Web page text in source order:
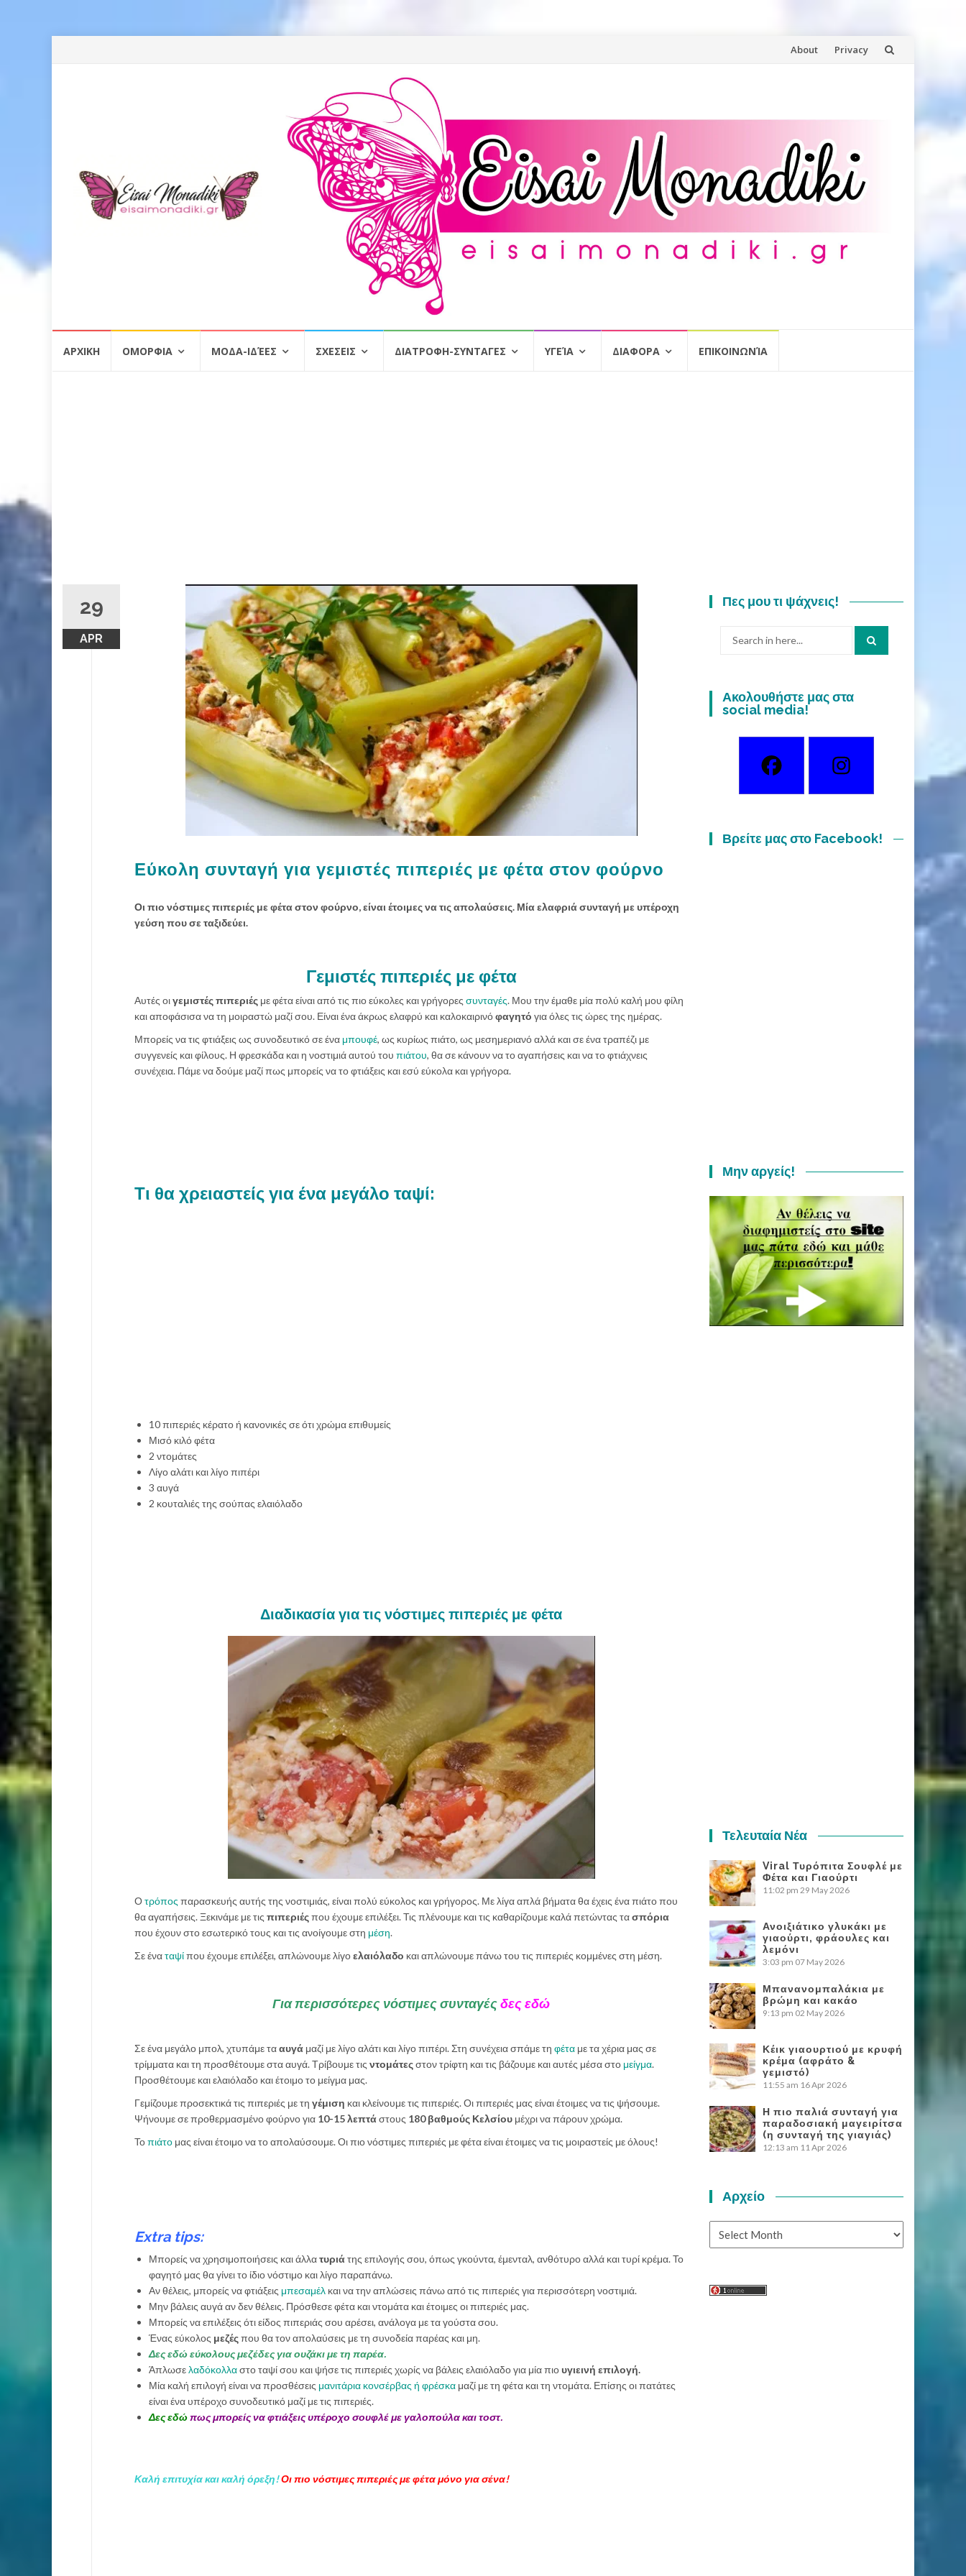
Skip
About Privacy
ΑΡΧΙΚΗ ΟΜΟΡΦΙΑ ΜΟΔΑ-ΙΔΈΕΣ ΣΧΕΣΕΙΣ ΔΙΑΤΡΟΦΗ-ΣΥΝΤΑΓΕΣ ΥΓΕΊΑ ΔΙΑΦΟΡΑ ΕΠΙΚΟΙΝΩΝΊΑ
29
APR
Εύκολη συνταγή για γεμιστές πιπεριές με φέτα στον φούρνο
Οι πιο νόστιμες πιπεριές με φέτα στον φούρνο, είναι έτοιμες να τις απολαύσεις. Μία ελαφριά συνταγή με υπέροχη
γεύση που σε ταξιδεύει.
Γεμιστές πιπεριές με φέτα
Αυτές οιγεμιστές πιπεριές με φέτα είναι από τις πιο εύκολες και γρήγορες συνταγές. Μου την έμαθε μία πολύ καλή μου φίλη
και αποφάσισα να τη μοιραστώ μαζί σου. Είναι ένα άκρως ελαφρύ και καλοκαιρινόφαγητό για όλες τις ώρες της ημέρας.
Μπορείς να τις φτιάξεις ως συνοδευτικό σε ένα μπουφέ, ως κυρίως πιάτο, ως μεσημεριανό αλλά και σε ένα τραπέζι με
συγγενείς και φίλους. Η φρεσκάδα και η νοστιμιά αυτού του πιάτου, θα σε κάνουν να το αγαπήσεις και να το φτιάχνεις
συνέχεια. Πάμε να δούμε μαζί πως μπορείς να το φτιάξεις και εσύ εύκολα και γρήγορα.
Τι θα χρειαστείς για ένα μεγάλο ταψί:
10 πιπεριές κέρατο ή κανονικές σε ότι χρώμα επιθυμείς
Μισό κιλό φέτα
2 ντομάτες
Λίγο αλάτι και λίγο πιπέρι
3 αυγά
2 κουταλιές της σούπας ελαιόλαδο
Διαδικασία για τις νόστιμες πιπεριές με φέτα
Οτρόπος παρασκευής αυτής της νοστιμιάς, είναι πολύ εύκολος και γρήγορος. Με λίγα απλά βήματα θα έχεις ένα πιάτο που
θα αγαπήσεις. Ξεκινάμε με τις πιπεριέςπου έχουμε επιλέξει. Τις πλένουμε και τις καθαρίζουμε καλά πετώντας τασπόρια
που έχουν στο εσωτερικό τους και τις ανοίγουμε στη μέση.
Σε έναταψίπου έχουμε επιλέξει, απλώνουμε λίγοελαιόλαδο και απλώνουμε πάνω του τις πιπεριές κομμένες στη μέση.
Για περισσότερες νόστιμες συνταγέςδες εδώ
Σε ένα μεγάλο μπολ, χτυπάμε τααυγά μαζί με λίγο αλάτι και λίγο πιπέρι. Στη συνέχεια σπάμε τη φέτα με τα χέρια μας σε
τρίμματα και τη προσθέτουμε στα αυγά. Τρίβουμε τις ντομάτεςστον τρίφτη και τις βάζουμε και αυτές μέσα στο μείγμα.
Προσθέτουμε και ελαιόλαδο και έτοιμο το μείγμα μας.
Γεμίζουμε προσεκτικά τις πιπεριές με τη γέμιση και κλείνουμε τις πιπεριές. Οι πιπεριές μας είναι έτοιμες να τις ψήσουμε.
Ψήνουμε σε προθερμασμένο φούρνο για 10-15 λεπτάστους 180 βαθμούς Κελσίου μέχρι να πάρουν χρώμα.
Τοπιάτο μας είναι έτοιμο να το απολαύσουμε. Οι πιο νόστιμες πιπεριές με φέτα είναι έτοιμες να τις μοιραστείς με όλους!
Extra tips:
Μπορείς να χρησιμοποιήσεις και άλλατυριάτης επιλογής σου, όπως γκούντα, έμενταλ, ανθότυρο αλλά και τυρί κρέμα. Το
φαγητό μας θα γίνει το ίδιο νόστιμο και λίγο παραπάνω.
Αν θέλεις, μπορείς να φτιάξεις μπεσαμέλ και να την απλώσεις πάνω από τις πιπεριές για περισσότερη νοστιμιά.
Μην βάλεις αυγά αν δεν θέλεις. Πρόσθεσε φέτα και ντομάτα και έτοιμες οι πιπεριές μας.
Μπορείς να επιλέξεις ότι είδος πιπεριάς σου αρέσει, ανάλογα με τα γούστα σου.
Ένας εύκολος μεζέςπου θα τον απολαύσεις με τη συνοδεία παρέας και μη.
Δες εδώ εύκολους μεζέδες για ουζάκι με τη παρέα.
Άπλωσελαδόκολλαστο ταψί σου και ψήσε τις πιπεριές χωρίς να βάλεις ελαιόλαδο για μία πιο υγιεινή επιλογή.
Μία καλή επιλογή είναι να προσθέσεις μανιτάρια κονσέρβας ή φρέσκα μαζί με τη φέτα και τη ντομάτα. Επίσης οι πατάτες
είναι ένα υπέροχο συνοδευτικό μαζί με τις πιπεριές.
Δες εδώπως μπορείς να φτιάξεις υπέροχο σουφλέ με γαλοπούλα και τοστ.
Καλή επιτυχία και καλή όρεξη!Οι πιο νόστιμες πιπεριές με φέτα μόνο για σένα!
Πες μου τι ψάχνεις!
Ακολουθήστε μας στα
social media!
Βρείτε μας στο Facebook!
Μην αργείς!
Τελευταία Νέα
Viral Τυρόπιτα Σουφλέ με
Φέτα και Γιαούρτι
11:02 pm 29 May 2026
Ανοιξιάτικο γλυκάκι με
γιαούρτι, φράουλες και
λεμόνι
3:03 pm 07 May 2026
Μπανανομπαλάκια με
βρώμη και κακάο
9:13 pm 02 May 2026
Κέικ γιαουρτιού με κρυφή
κρέμα (αφράτο &
γεμιστό)
11:55 am 16 Apr 2026
Η πιο παλιά συνταγή για
παραδοσιακή μαγειρίτσα
(η συνταγή της γιαγιάς)
12:13 am 11 Apr 2026
Αρχείο